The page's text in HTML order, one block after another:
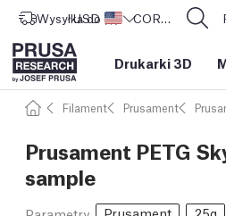
Wysyłka do Stany
USD ($) CORE One L: Już w sprzedaży!
Drukarki 3D
Filament Prusament
Prusament PETG
sample
Prusament
25g